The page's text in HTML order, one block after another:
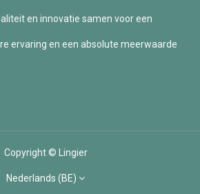
en innovatie samen voor een
ervaring en een absolute meerwaarde
Copyright © Lingier
Nederlands (BE)